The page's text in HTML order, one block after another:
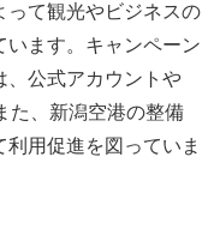
って観光やビジネスの
ます。キャンペーン
、公式アカウントや
た、新潟空港の整備
用促進を図っていま